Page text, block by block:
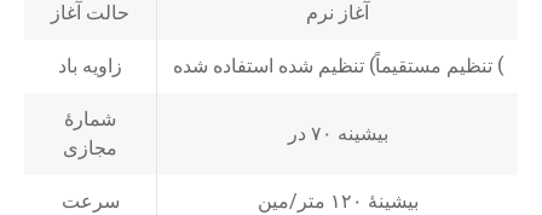
حالت آغاز آغاز نرم
زاویه باد تنظیم مستقیماً) تنظیم شده استفاده شده (
شمارۀ
مجازی
بیشینه ۷۰ در
سرعت بیشینۀ ۱۲۰ متر/مین